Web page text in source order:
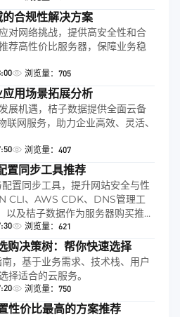
合规性解决方案
对网络挑战，提供高安全性和合
荐高性价比服务器，保障业务稳
浏览量：705
用场景拓展分析
展机遇，桔子数据提供全面云备
网服务，助力企业高效、灵活、
浏览量：407
置同步工具推荐
置同步工具，提升网站安全与性
CLI、AWS CDK、DNS管理工
及桔子数据作为服务器购买推
浏览量：621
购决策树：帮你快速选择
，基于业务需求、技术栈、用户
择适合的云服务。
浏览量：750
性价比最高的方案推荐